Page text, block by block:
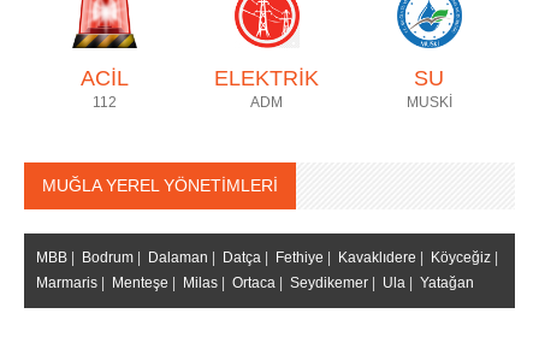
ACİL
112
ELEKTRİK
ADM
SU
MUSKİ
MUĞLA YEREL YÖNETİMLERİ
MBB Bodrum Dalaman Datça Fethiye Kavaklıdere Köyceğiz
Marmaris
Menteşe Milas Ortaca Seydikemer Ula Yatağan